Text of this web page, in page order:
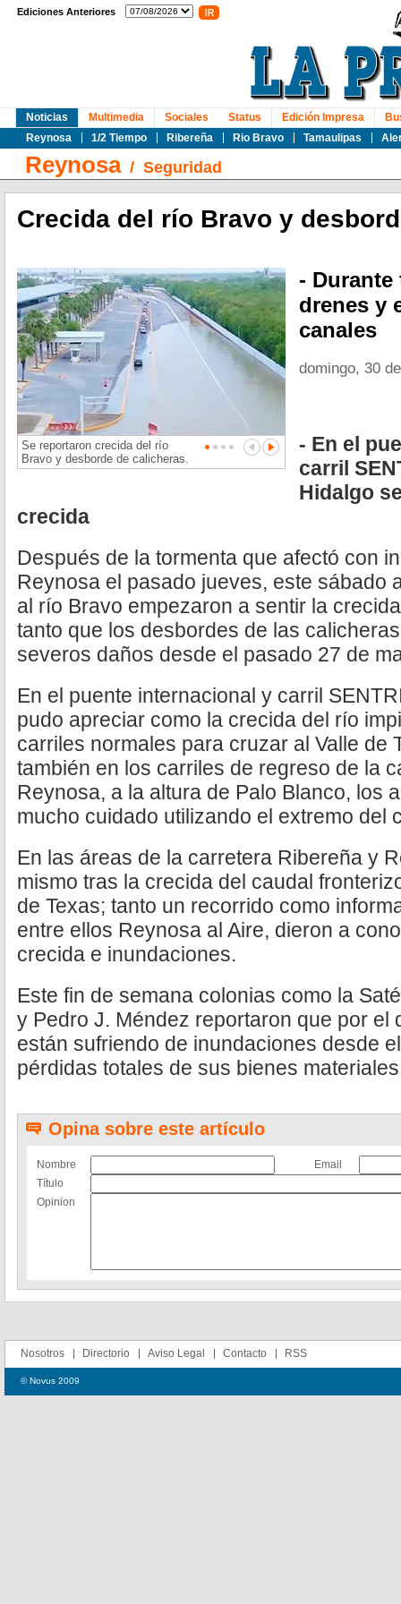
Ediciones Anteriores
Noticias
Reynosa
1/2 Tiempo Ribereña Rio Bravo Tamaulipas
Multimedia Sociales Status Edición Impresa
Reynosa/ Seguridad
Crecida del río Bravo y
Se reportaron crecida del río
Bravo y desborde de calicheras.
-
drenes y
canales
domingo, 30
- En el
carril
Hidalgo
crecida
Después de la tormenta que afectó con
Reynosa el pasado jueves, este sábado
al río Bravo empezaron a sentir la
tanto que los desbordes de las
severos daños desde el pasado 27 de
En el puente internacional y carril
pudo apreciar como la crecida del río
carriles normales para cruzar al Valle de
también en los carriles de regreso de la
Reynosa, a la altura de Palo Blanco, los
mucho cuidado utilizando el extremo del
En las áreas de la carretera Ribereña y
mismo tras la crecida del caudal
de Texas; tanto un recorrido como
entre ellos Reynosa al Aire, dieron a
crecida e inundaciones.
Este fin de semana colonias como la
y Pedro J. Méndez reportaron que por el
están sufriendo de inundaciones desde
pérdidas totales de sus bienes
Opina sobre este artículo
Nombre
Email
Título
Opinion
Nosotros Directorio Aviso Legal Contacto RSS
© Novus 2009